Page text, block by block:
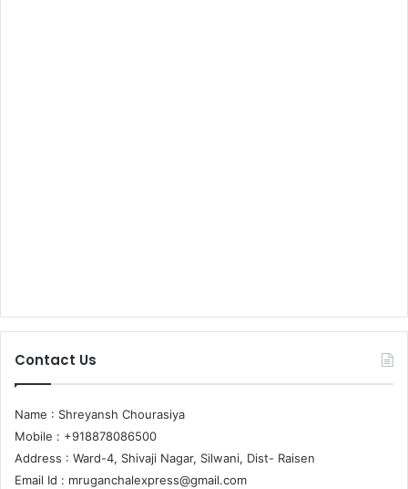
Contact Us
Name : Shreyansh Chourasiya
Mobile : +918878086500
Address : Ward-4, Shivaji Nagar, Silwani, Dist- Raisen
Email Id : mruganchalexpress@gmail.com